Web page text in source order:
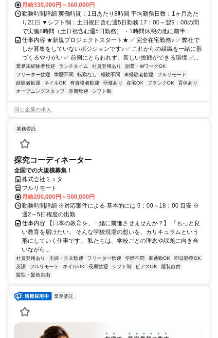
月給330,000円～360,000円
勤務時間詳細 実働時間：1日あたり8時間 平均勤務日数：1ヶ月あた
り21日 ▼シフト制：土日祝日含む週5日勤務 17：00～翌9：00の間
で実働8時間（土日祝含む週5日勤務） ・1時間休憩の他に前半...
仕事内容 ★新規プロジェクトスタート★ ✅ 完全在宅勤務♪ ✅ 弊社で
しか募集をしていないポジションです♪ ✅ これからの組織を一緒に形
づくるやりがい ✅ 前例にとらわれず、新しい挑戦ができる環境 ✅...
業界未経験者歓迎 ランチタイム 社員登用あり
副業・WワークOK
フリーター歓迎
学歴不問 転勤なし 経験不問 未経験者歓迎
フルリモート
経験者歓迎
ネイルOK 有資格者歓迎 研修あり 在宅OK ブランクOK
育休あり
オープニングスタッフ
長期歓迎 シフト制
同じ企業の求人
業務委託
探究コーディネーター
全国での大規模募集！
株式会社ミエタ
フルリモート
月給200,000円～500,000円
勤務時間詳細 ※対応案件による 基本的には 9：00～18：00 目安 ※
週2～5日程度の出勤
仕事内容 【日本の教育を、一緒に前進させませんか？】 「もっと良
い教育を届けたい」 そんな学校現場の想いを、カリキュラムという
形にしていく仕事です。 私たちは、学校ごとの理念や課題に向き合
いながら...
社員登用あり 主婦・主夫歓迎 フリーター歓迎 学歴不問 車通勤OK
即日勤務OK
英語
フルリモート ネイルOK 長期歓迎 シフト制 ピアスOK
服装自由
髪型・髪色自由
業務委託